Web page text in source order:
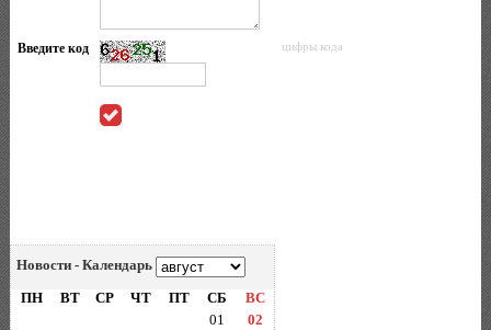
Введите код цифры кода
Новости - Календарь
ПН
ВТ СР ЧТ ПТ СБ
ВС
01
02